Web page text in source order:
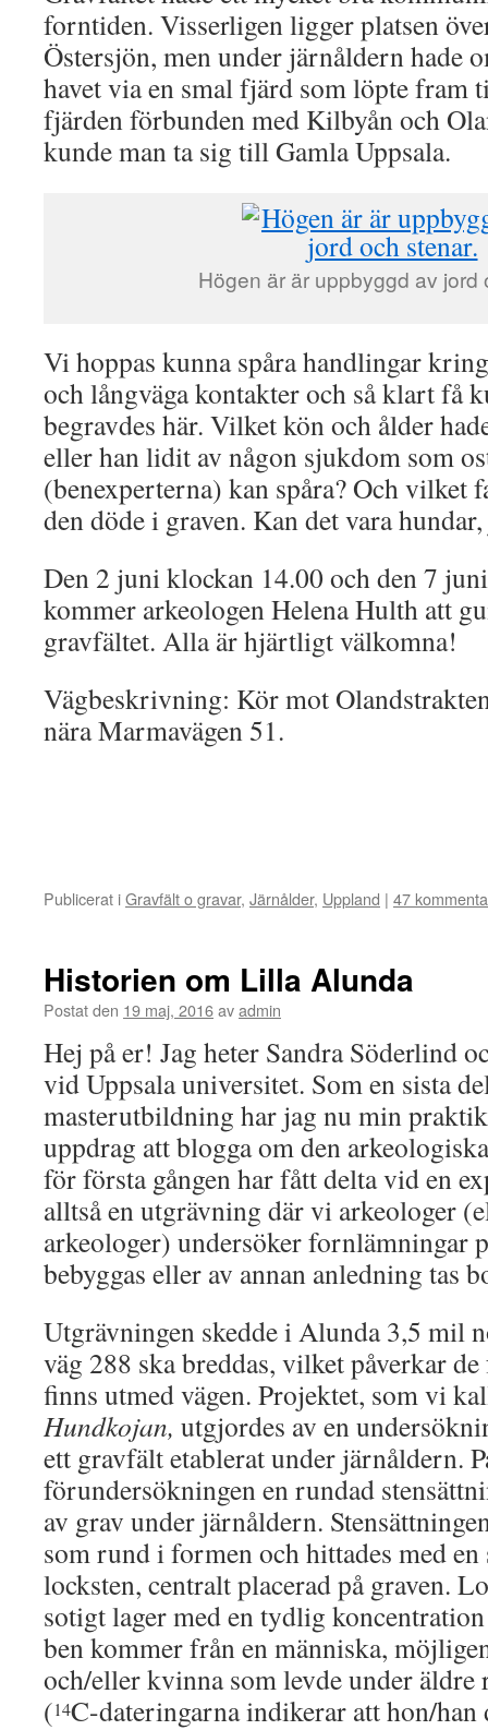
forntiden. Visserligen ligger platsen
Östersjön, men under järnåldern hade
havet via en smal fjärd som löpte fram
fjärden förbunden med Kilbyån och
kunde man ta sig till Gamla Uppsala.
Högen är är uppbyggd av jord
Vi hoppas kunna spåra handlingar
och långväga kontakter och så klart få
begravdes här. Vilket kön och ålder
eller han lidit av någon sjukdom som
(benexperterna) kan spåra? Och
den döde i graven. Kan det vara
Den 2 juni klockan 14.00 och den 7
kommer arkeologen Helena Hulth att
gravfältet. Alla är hjärtligt välkomna!
Vägbeskrivning: Kör mot
nära Marmavägen 51.
Publicerat iGravfält o gravar, Järnålder, Uppland | 47
Historien om Lilla Alunda
Postat den 19 maj, 2016avadmin
Hej på er! Jag heter Sandra Söderlind
vid Uppsala universitet. Som en sista
masterutbildning har jag nu min
uppdrag att blogga om den
för första gången har fått delta vid en
alltså en utgrävning där vi arkeologer
arkeologer) undersöker fornlämningar
bebyggas eller av annan anledning tas
Utgrävningen skedde i Alunda 3,5 mil
väg 288 ska breddas, vilket påverkar
finns utmed vägen. Projektet, som vi
Hundkojan, utgjordes av en
ett gravfält etablerat under järnåldern.
förundersökningen en rundad
av grav under järnåldern.
som rund i formen och hittades med
locksten, centralt placerad på graven.
sotigt lager med en tydlig koncentration
ben kommer från en människa,
och/eller kvinna som levde under
(14C-dateringarna indikerar att hon/